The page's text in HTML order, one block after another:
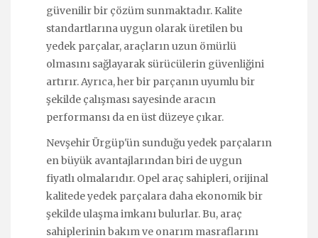
güvenilir bir çözüm sunmaktadır. Kalite
standartlarına uygun olarak üretilen bu
yedek parçalar, araçların uzun ömürlü
olmasını sağlayarak sürücülerin güvenliğini
artırır. Ayrıca, her bir parçanın uyumlu bir
şekilde çalışması sayesinde aracın
performansı da en üst düzeye çıkar.
Nevşehir Ürgüp'ün sunduğu yedek parçaların
en büyük avantajlarından biri de uygun
fiyatlı olmalarıdır. Opel araç sahipleri, orijinal
kalitede yedek parçalara daha ekonomik bir
şekilde ulaşma imkanı bulurlar. Bu, araç
sahiplerinin bakım ve onarım masraflarını